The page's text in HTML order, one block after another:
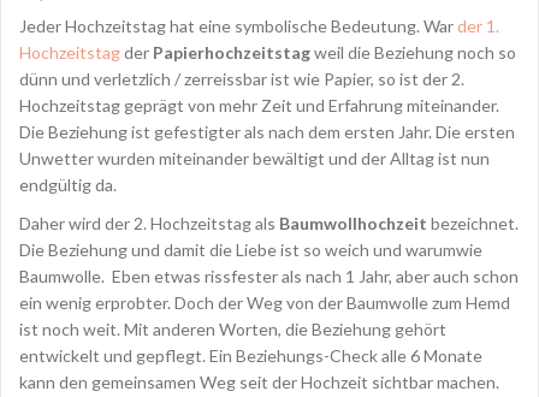
Jeder Hochzeitstag hat eine symbolische Bedeutung. Warder 1.
Hochzeitstagder Papierhochzeitstagweil die Beziehung noch so
dünn und verletzlich / zerreissbar ist wie Papier, so ist der 2.
Hochzeitstag geprägt von mehr Zeit und Erfahrung miteinander.
Die Beziehung ist gefestigter als nach dem ersten Jahr. Die ersten
Unwetter wurden miteinander bewältigt und der Alltag ist nun
endgültig da.
Daher wird der 2. Hochzeitstag als Baumwollhochzeit bezeichnet.
Die Beziehung und damit die Liebe ist so weich und warumwie
Baumwolle. Eben etwas rissfester als nach 1 Jahr, aber auch schon
ein wenig erprobter. Doch der Weg von der Baumwolle zum Hemd
ist noch weit. Mit anderen Worten, die Beziehung gehört
entwickelt und gepflegt. Ein Beziehungs-Check alle 6 Monate
kann den gemeinsamen Weg seit der Hochzeit sichtbar machen.